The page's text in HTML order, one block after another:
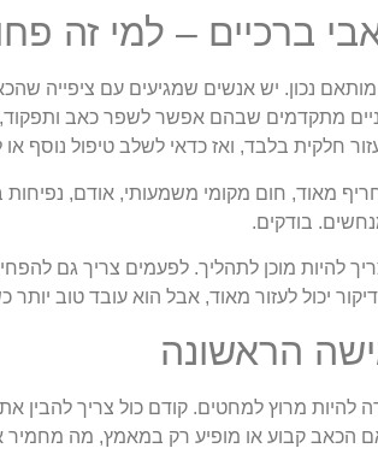
ברכיים – למי זה
נכון. יש אנשים שמגיעים עם ציפייה
מתקדמים שבהם אפשר לשפר כאב
חלקית בלבד, ואז כדאי לשלב טיפול נוסף
מאוד, חום מקומי משמעותי, אודם,
בודקים.
להיות מוכן לתהליך. לפעמים צריך גם
יכול לעזור מאוד, אבל הוא עובד טוב
הראשונה
להיות מרוץ למחטים. קודם כול צריך להבין
הכאב קבוע או מופיע רק במאמץ, מה מחמיר